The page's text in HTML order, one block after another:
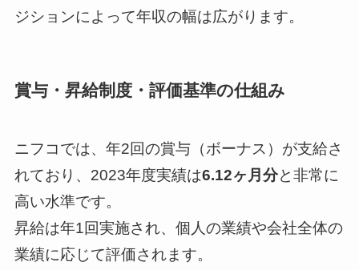
ジションによって年収の幅は広がります。
賞与・昇給制度・評価基準の仕組み
ニフコでは、年2回の賞与（ボーナス）が支給さ
れており、2023年度実績は6.12ヶ月分と非常に
高い水準です。
昇給は年1回実施され、個人の業績や会社全体の
業績に応じて評価されます。